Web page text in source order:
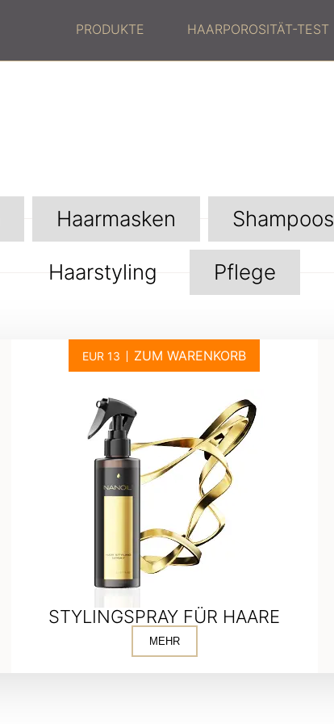
PRODUKTE HAARPOROSITÄT-TEST
Haarmasken Shampoos
Haarstyling Pflege
ZUM WARENKORB
STYLINGSPRAY FÜR HAARE
MEHR